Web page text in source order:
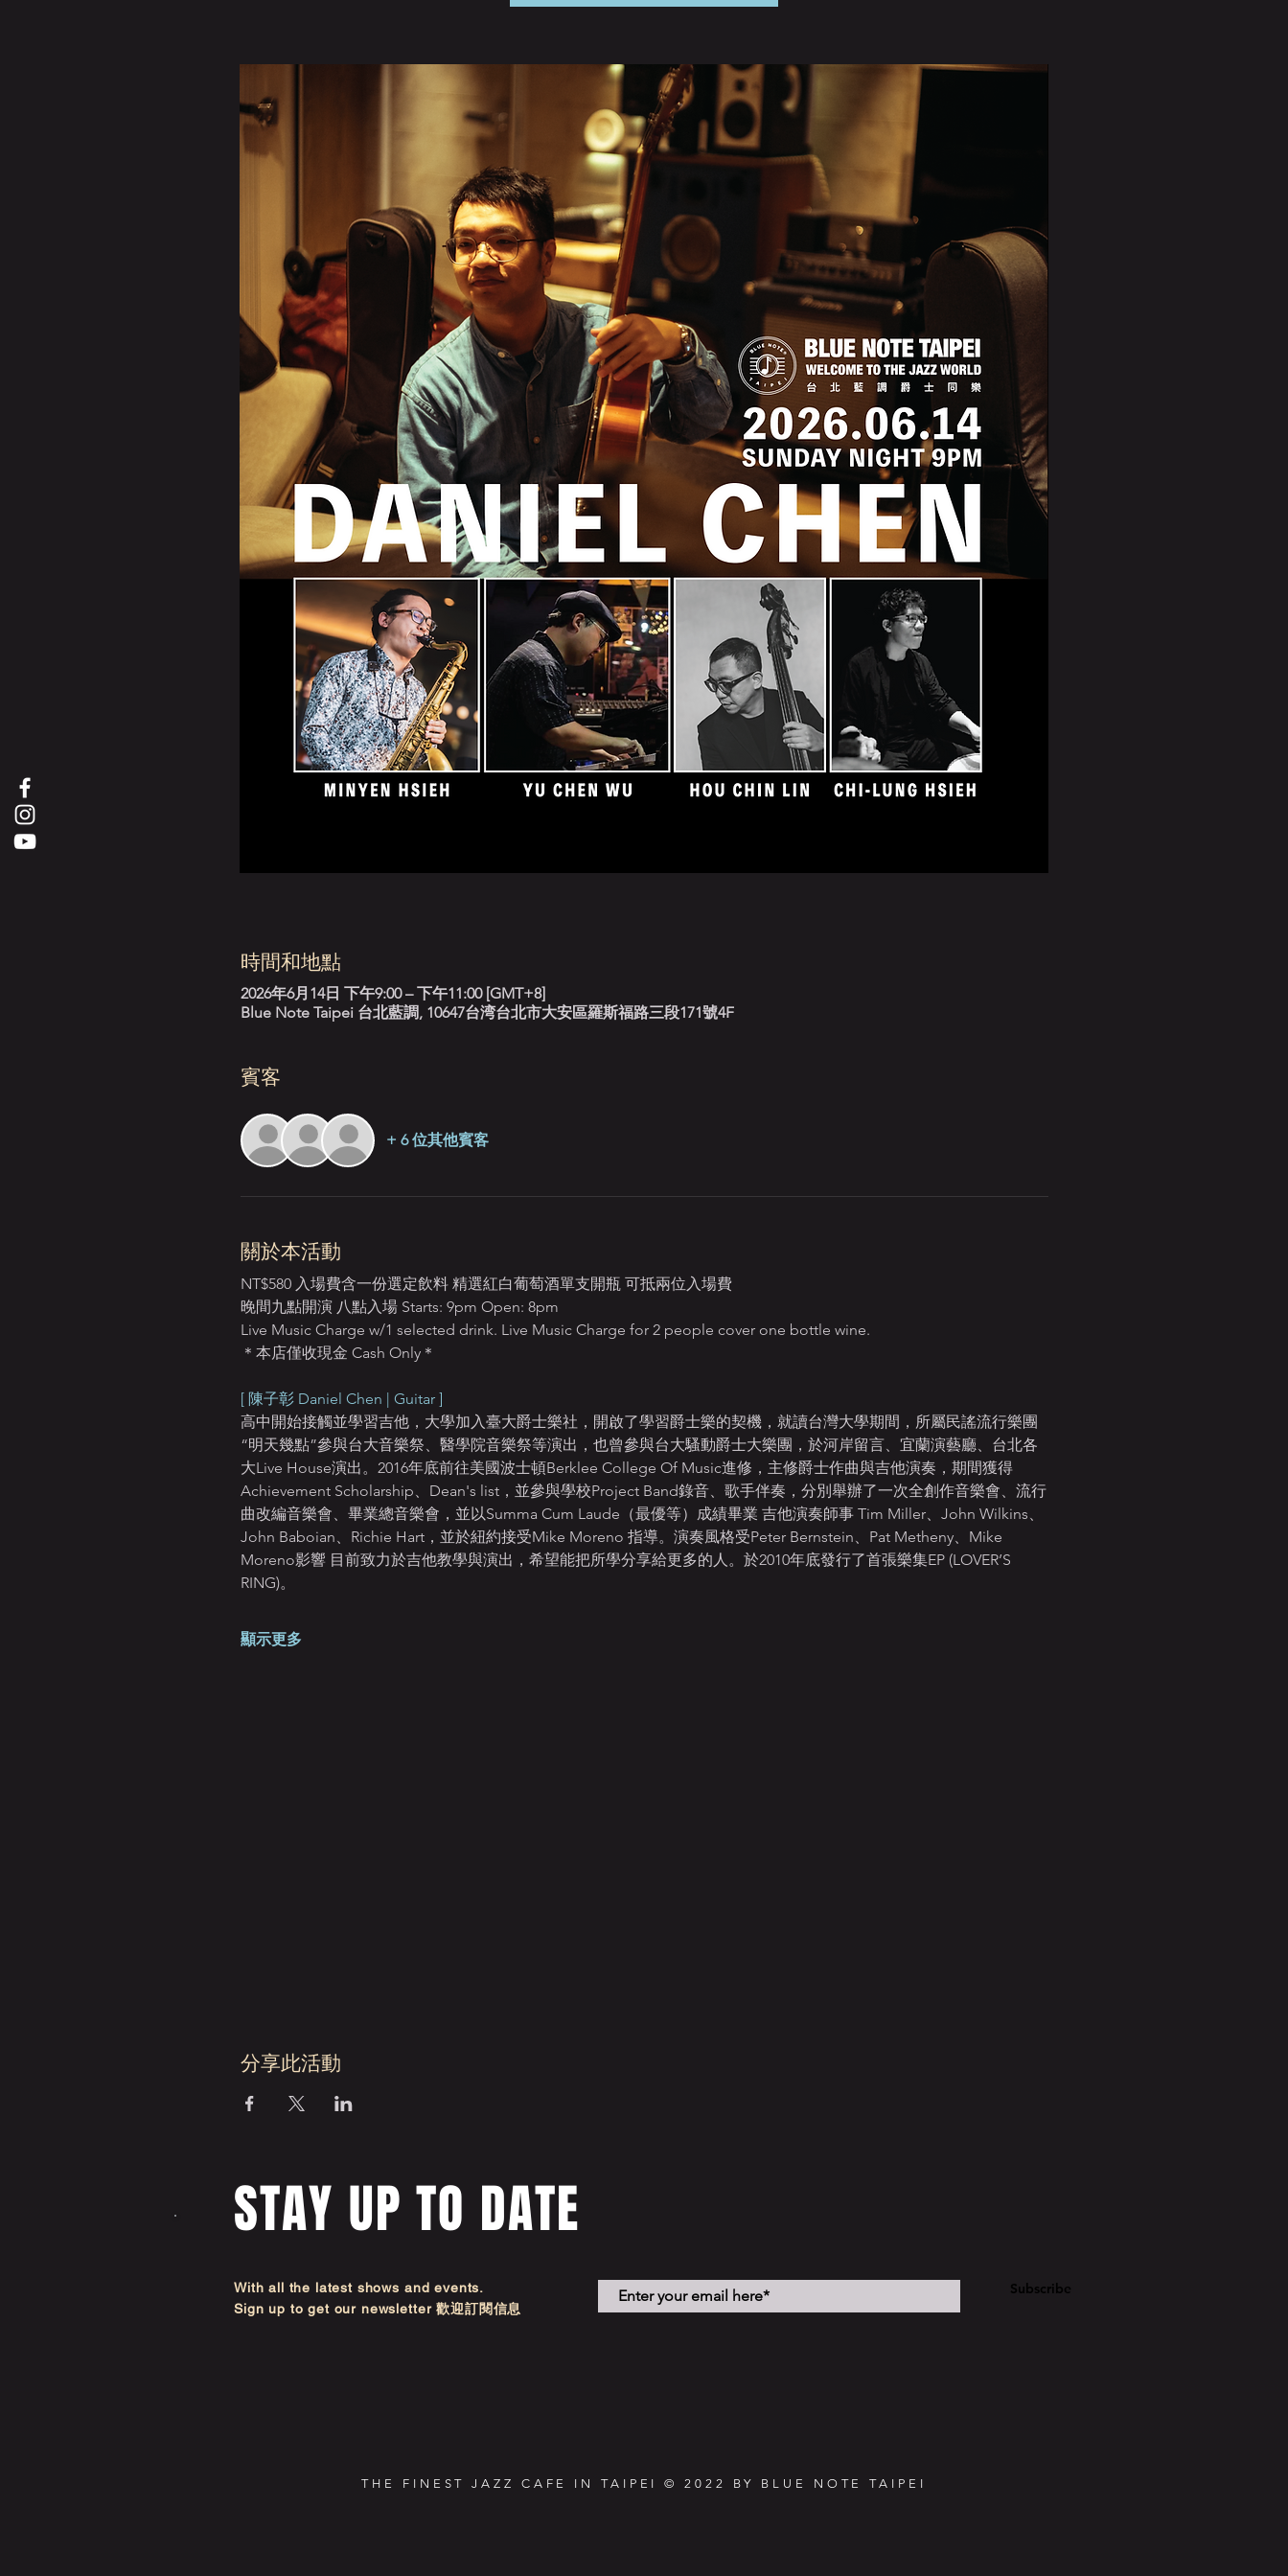
時間和地點
2026年6月14日 下午9:00 – 下午11:00 [GMT+8]
Blue Note Taipei 台北藍調, 10647台湾台北市大安區羅斯福路三段171號4F
賓客
+ 6 位其他賓客
關於本活動
NT$580 入場費含一份選定飲料 精選紅白葡萄酒單支開瓶 可抵兩位入場費
晚間九點開演 八點入場 Starts: 9pm Open: 8pm
Live Music Charge w/1 selected drink. Live Music Charge for 2 people cover one bottle wine.
＊本店僅收現金 Cash Only＊
[ 陳子彰 Daniel Chen | Guitar ]
高中開始接觸並學習吉他，大學加入臺大爵士樂社，開啟了學習爵士樂的契機，就讀台灣大學期間，所屬民謠流行樂團
“明天幾點”參與台大音樂祭、醫學院音樂祭等演出，也曾參與台大騷動爵士大樂團，於河岸留言、宜蘭演藝廳、台北各
大Live House演出。2016年底前往美國波士頓Berklee College Of Music進修，主修爵士作曲與吉他演奏，期間獲得
Achievement Scholarship、Dean's list，並參與學校Project Band錄音、歌手伴奏，分別舉辦了一次全創作音樂會、流行
曲改編音樂會、畢業總音樂會，並以Summa Cum Laude（最優等）成績畢業 吉他演奏師事 Tim Miller、John Wilkins、
John Baboian、Richie Hart，並於紐約接受Mike Moreno 指導。演奏風格受Peter Bernstein、Pat Metheny、Mike
Moreno影響 目前致力於吉他教學與演出，希望能把所學分享給更多的人。於2010年底發行了首張樂集EP (LOVER’S
RING)。
顯示更多
分享此活動
STAY UP TO DATE
With all the latest shows and events.
Sign up to get our newsletter 歡迎訂閱信息
Subscribe
THE FINEST JAZZ CAFE IN TAIPEI © 2022 BY BLUE NOTE TAIPEI